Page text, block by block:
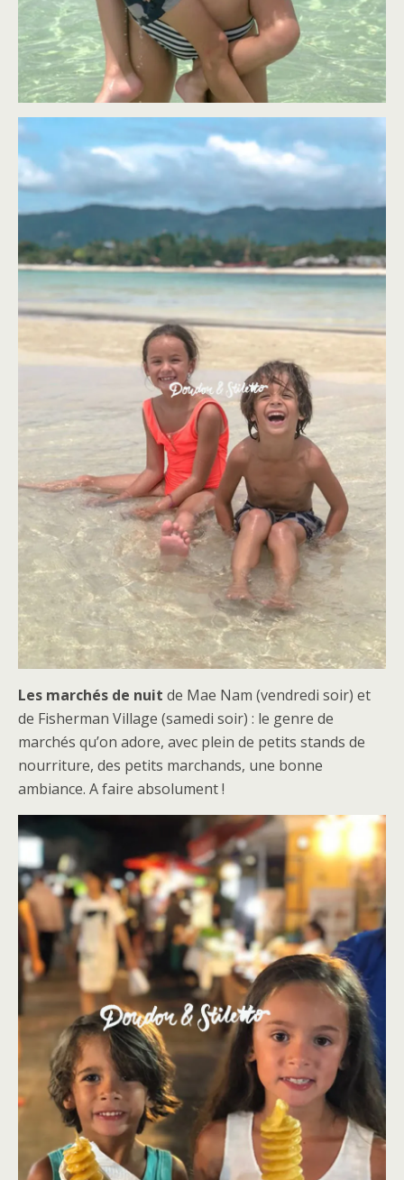
Les marchés de nuit de Mae Nam (vendredi soir) et
de Fisherman Village (samedi soir) : le genre de
marchés qu’on adore, avec plein de petits stands de
nourriture, des petits marchands, une bonne
ambiance. A faire absolument !